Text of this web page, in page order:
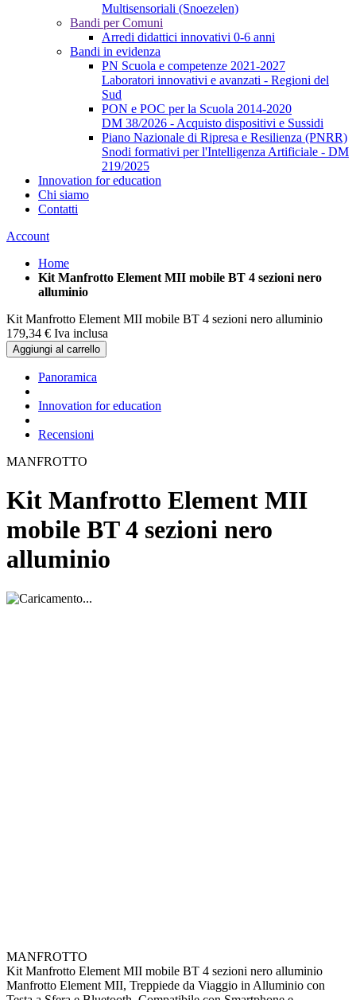
Multisensoriali (Snoezelen)
Bandi per Comuni
Arredi didattici innovativi 0-6 anni
Bandi in evidenza
PN Scuola e competenze 2021-2027
Laboratori innovativi e avanzati - Regioni del
Sud
PON e POC per la Scuola 2014-2020
DM 38/2026 - Acquisto dispositivi e Sussidi
Piano Nazionale di Ripresa e Resilienza (PNRR)
Snodi formativi per l'Intelligenza Artificiale - DM
219/2025
Innovation for education
Chi siamo
Contatti
Account
Home
Kit Manfrotto Element MII mobile BT 4 sezioni nero
alluminio
Kit Manfrotto Element MII mobile BT 4 sezioni nero alluminio
179,34 € Iva inclusa
Aggiungi al carrello
Panoramica
Innovation for education
Recensioni
MANFROTTO
Kit Manfrotto Element MII
mobile BT 4 sezioni nero
alluminio
MANFROTTO
Kit Manfrotto Element MII mobile BT 4 sezioni nero alluminio
Manfrotto Element MII, Treppiede da Viaggio in Alluminio con